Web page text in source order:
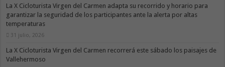
La X Cicloturista Virgen del Carmen adapta su recorrido y horario para
garantizar la seguridad de los participantes ante la alerta por altas
temperaturas
31 julio, 2026
La X Cicloturista Virgen del Carmen recorrerá este sábado los paisajes de
Vallehermoso